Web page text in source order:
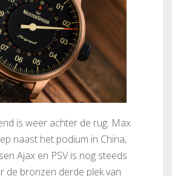
is weer achter de rug. Max
naast het podium in China,
Ajax en PSV is nog steeds
de bronzen derde plek van